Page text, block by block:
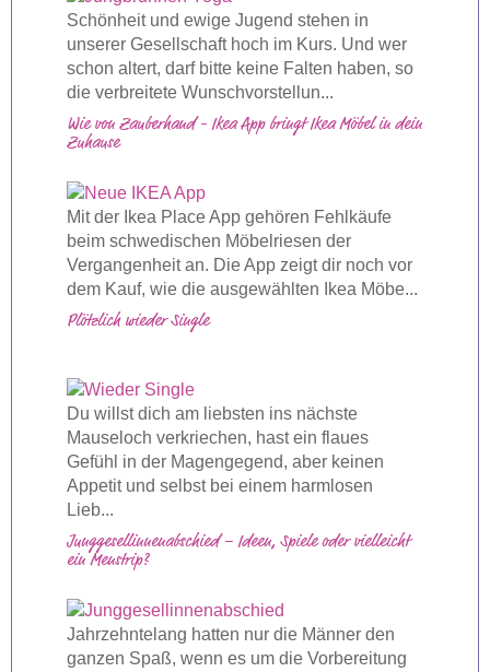
Schönheit und ewige Jugend stehen in
unserer Gesellschaft hoch im Kurs. Und wer
schon altert, darf bitte keine Falten haben, so
die verbreitete Wunschvorstellun...
Wie von Zauberhand - Ikea App bringt Ikea Möbel in dein
Zuhause
Mit der Ikea Place App gehören Fehlkäufe
beim schwedischen Möbelriesen der
Vergangenheit an. Die App zeigt dir noch vor
dem Kauf, wie die ausgewählten Ikea Möbe...
Plötzlich wieder Single
Du willst dich am liebsten ins nächste
Mauseloch verkriechen, hast ein flaues
Gefühl in der Magengegend, aber keinen
Appetit und selbst bei einem harmlosen
Lieb...
Junggesellinnenabschied – Ideen, Spiele oder vielleicht
ein Menstrip?
Jahrzehntelang hatten nur die Männer den
ganzen Spaß, wenn es um die Vorbereitung